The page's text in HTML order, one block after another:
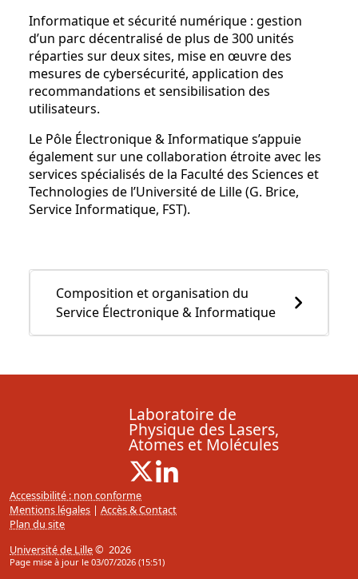
Informatique et sécurité numérique : gestion
d’un parc décentralisé de plus de 300 unités
réparties sur deux sites, mise en œuvre des
mesures de cybersécurité, application des
recommandations et sensibilisation des
utilisateurs.
Le Pôle Électronique & Informatique s’appuie
également sur une collaboration étroite avec les
services spécialisés de la Faculté des Sciences et
Technologies de l’Université de Lille (G. Brice,
Service Informatique, FST).
Composition et organisation du
Service Électronique & Informatique
Laboratoire de
Physique des Lasers,
Atomes et Molécules
X ( Nouvelle fenêtre)
Accessibilité : non conforme
Mentions légales | Accès & Contact
Plan du site
Université de Lille© 2026
Page mise à jour le 03/07/2026 (15:51)